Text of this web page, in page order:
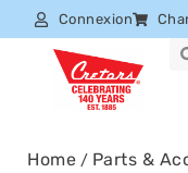
Connexion
Home / Parts &